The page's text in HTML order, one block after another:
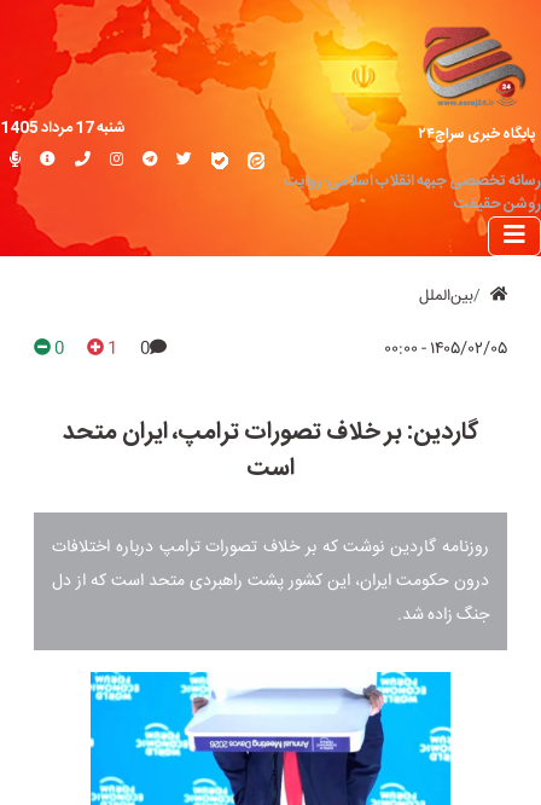
پایگاه خبری سراج۲۴
رسانه تخصصی جبهه انقلاب اسلامی؛ روایت
روشن حقیقت
شنبه 17 مرداد 1405
بین‌الملل
۱۴۰۵/۰۲/۰۵ - ۰۰:۰۰ 0
1
0
گاردین: بر خلاف تصورات ترامپ، ایران متحد
است
روزنامه گاردین نوشت که بر خلاف تصورات ترامپ درباره اختلافات
درون حکومت ایران، این کشور پشت راهبردی متحد است که از دل
جنگ زاده شد.